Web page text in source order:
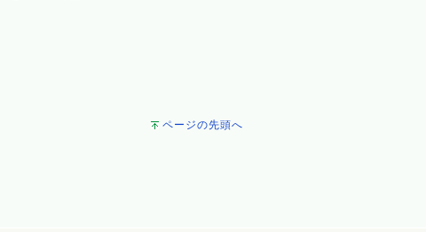
ページの先頭へ